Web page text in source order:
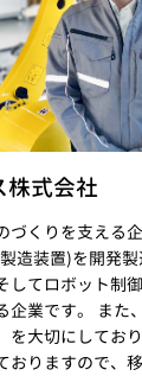
株式会社
づくりを支える
造装置)を開発
してロボット制
企業です。 また
を大切にしてお
おりますので、